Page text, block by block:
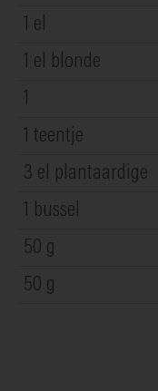
1 el
1 el blonde
1
1 teentje
3 el plantaardige
1 bussel
50 g
50 g